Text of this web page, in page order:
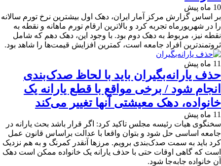
10 ماه پیش
بر اساس گزارش مرکز آمار ایران، دهک اول بیشترین نرخ تورم سالانه
را در شهریورماه تجربه کرد و بالاترین ارقام تورم ماهانه و نقطه به
نقطه نیز، مربوط به دهک دوم بود. با وجود این، دهک دهم که شامل
ثروتمندترین افراد جامعه است، کمترین افزایش قیمت‌ها را شاهد بود.
11 ماه پیش
حذف یارانه‌بگیران باید با لحاظ صدک‌بندی
انجام شود / برخی مواقع با قطع یارانه یک
خانواده، دهک معیشتی آنها تغییر می‌کند
11 ماه پیش
سخنگوی هیات رئیسه مجلس تاکید کرد: اگر قرار باشد بحث یارانه در
جامعه اساسی حل شود و بتوان واقعا با عدالت براساس قانون عمل
کرد باید به سمت صدک‌بندی برویم. مرزها آنقدر کمرنگ و به هم نزدیک
است که گاهی اوقات حتی با حذف یارانه یک خانواده ممکن است دهک
آن خانواده جابه‌جا شود.